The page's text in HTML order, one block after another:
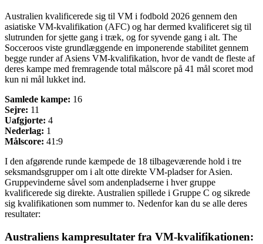
Australien kvalificerede sig til VM i fodbold 2026 gennem den
asiatiske VM-kvalifikation (AFC) og har dermed kvalificeret sig til
slutrunden for sjette gang i træk, og for syvende gang i alt. The
Socceroos viste grundlæggende en imponerende stabilitet gennem
begge runder af Asiens VM-kvalifikation, hvor de vandt de fleste af
deres kampe med fremragende total målscore på 41 mål scoret mod
kun ni mål lukket ind.
Samlede kampe: 16
Sejre: 11
Uafgjorte: 4
Nederlag: 1
Målscore: 41:9
I den afgørende runde kæmpede de 18 tilbageværende hold i tre
seksmandsgrupper om i alt otte direkte VM-pladser for Asien.
Gruppevinderne såvel som andenpladserne i hver gruppe
kvalificerede sig direkte. Australien spillede i Gruppe C og sikrede
sig kvalifikationen som nummer to. Nedenfor kan du se alle deres
resultater:
Australiens kampresultater fra VM-kvalifikationen: